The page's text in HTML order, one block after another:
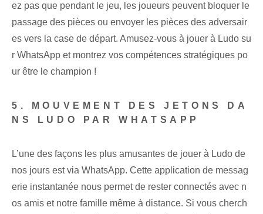
ez pas que pendant le jeu, les joueurs peuvent bloquer le
passage des pièces ou envoyer les pièces des adversair
es vers la case de départ. Amusez-vous à jouer à Ludo su
r WhatsApp et montrez vos compétences stratégiques po
ur être le champion !
5. MOUVEMENT DES JETONS DA
NS LUDO PAR WHATSAPP
L’une des façons les plus amusantes de jouer à Ludo de
nos jours est via WhatsApp. ⁤Cette application de messag
erie instantanée nous permet de rester connectés avec n
os amis et notre famille même à distance. Si vous cherch